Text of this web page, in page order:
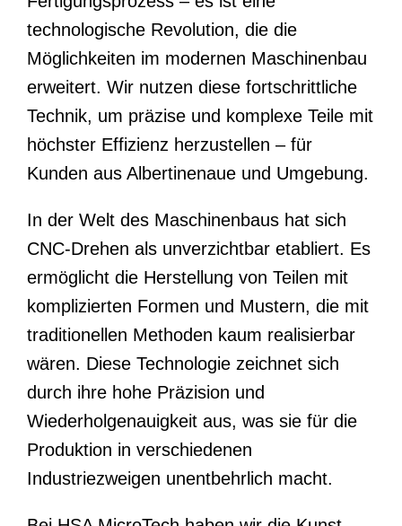
technologische Revolution, die die
Möglichkeiten im modernen Maschinenbau
erweitert. Wir nutzen diese fortschrittliche
Technik, um präzise und komplexe Teile mit
höchster Effizienz herzustellen – für
Kunden aus Albertinenaue und Umgebung.
In der Welt des Maschinenbaus hat sich
CNC-Drehen als unverzichtbar etabliert. Es
ermöglicht die Herstellung von Teilen mit
komplizierten Formen und Mustern, die mit
traditionellen Methoden kaum realisierbar
wären. Diese Technologie zeichnet sich
durch ihre hohe Präzision und
Wiederholgenauigkeit aus, was sie für die
Produktion in verschiedenen
Industriezweigen unentbehrlich macht.